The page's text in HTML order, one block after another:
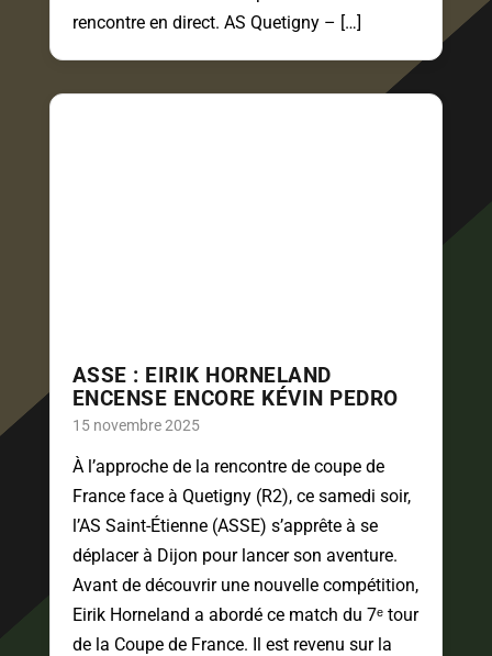
rencontre en direct. AS Quetigny – […]
ASSE : EIRIK HORNELAND
ENCENSE ENCORE KÉVIN PEDRO
15 novembre 2025
À l’approche de la rencontre de coupe de
France face à Quetigny (R2), ce samedi soir,
l’AS Saint-Étienne (ASSE) s’apprête à se
déplacer à Dijon pour lancer son aventure.
Avant de découvrir une nouvelle compétition,
Eirik Horneland a abordé ce match du 7ᵉ tour
de la Coupe de France. Il est revenu sur la